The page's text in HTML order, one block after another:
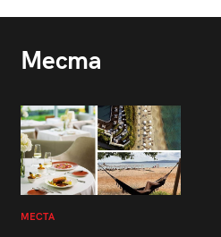
Места
МЕСТА